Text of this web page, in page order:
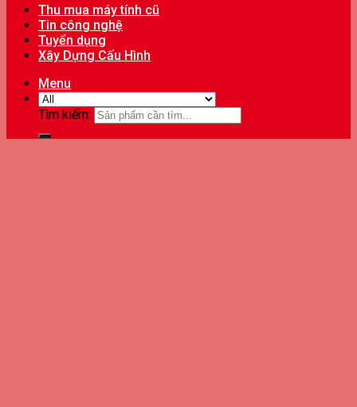
Thu mua máy tính cũ
Tin công nghệ
Tuyển dụng
Xây Dựng Cấu Hình
Menu
Tìm kiếm: